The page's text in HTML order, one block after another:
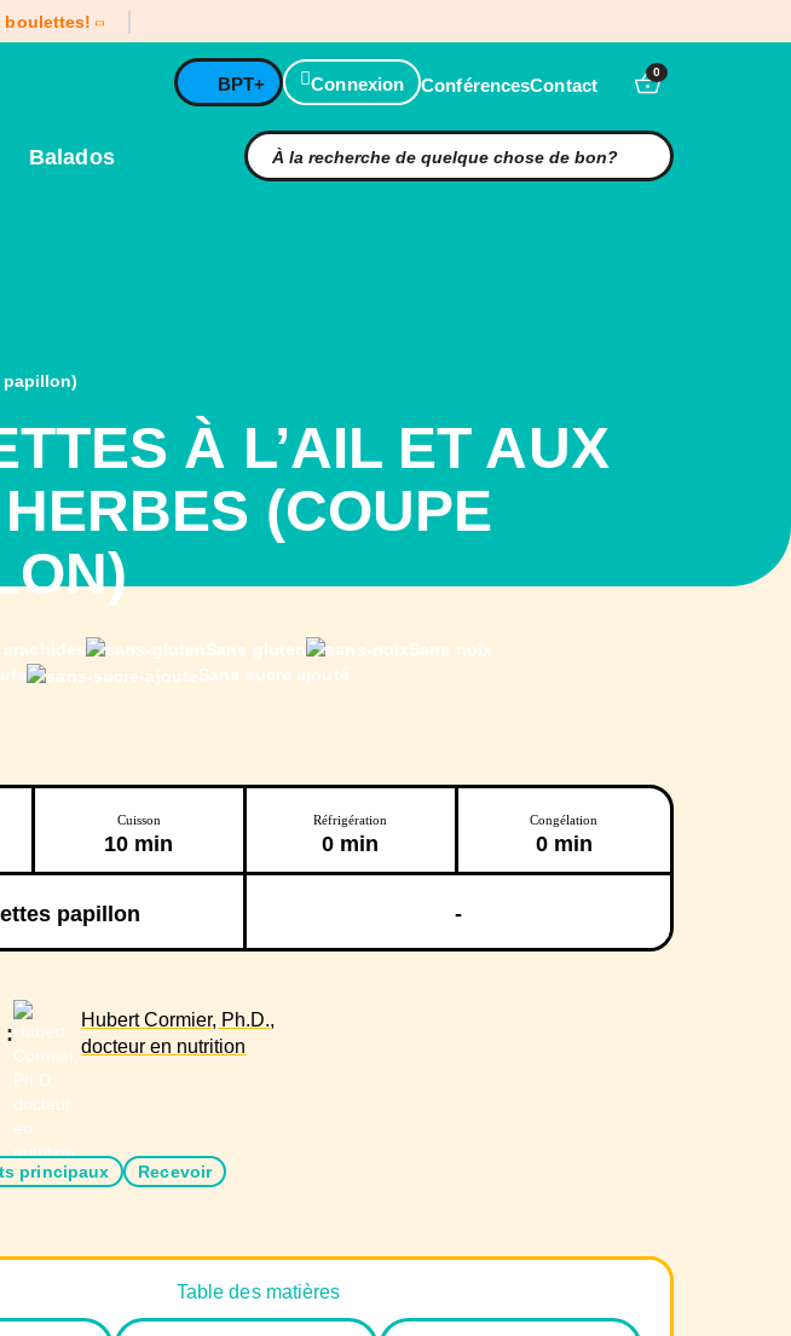
boulettes!
BPT+ Connexion ConférencesContact
0
Balados
papillon)
À L’AIL ET AUX
(COUPE
arachides Sans gluten
Sans noix
Sans sucre ajouté
Cuisson
10 min
Réfrigération
0 min
Congélation
0 min
papillon -
:
Hubert Cormier, Ph.D.,
docteur en nutrition
principaux Recevoir
Table des matières